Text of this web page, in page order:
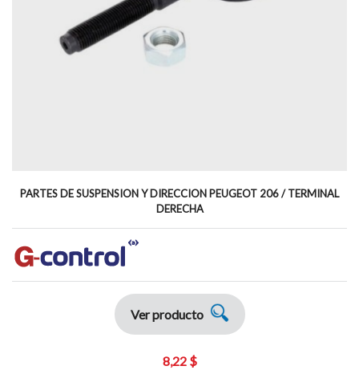
PARTES DE SUSPENSION Y DIRECCION PEUGEOT 206 / TERMINAL
DERECHA
Ver producto
8,22 $